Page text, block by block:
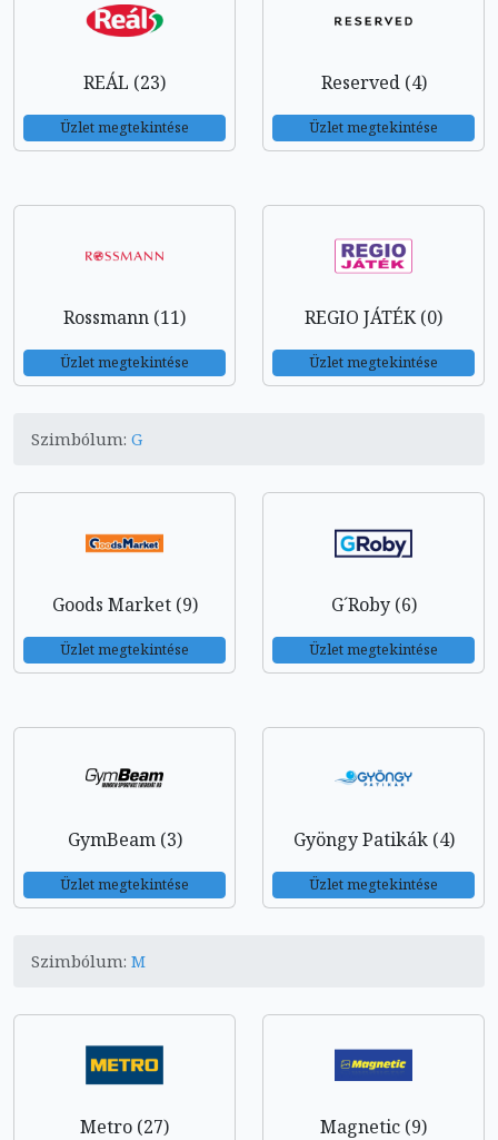
REÁL (23)
Üzlet megtekintése
Reserved (4)
Üzlet megtekintése
Rossmann (11)
Üzlet megtekintése
REGIO JÁTÉK (0)
Üzlet megtekintése
Szimbólum: G
Goods Market (9)
Üzlet megtekintése
G´Roby (6)
Üzlet megtekintése
GymBeam (3)
Üzlet megtekintése
Gyöngy Patikák (4)
Üzlet megtekintése
Szimbólum: M
Metro (27) Magnetic (9)